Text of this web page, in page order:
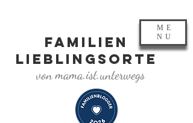
FAMILIEN
LIEBLINGSORTE
von mama.ist.unterwegs
ME
NU